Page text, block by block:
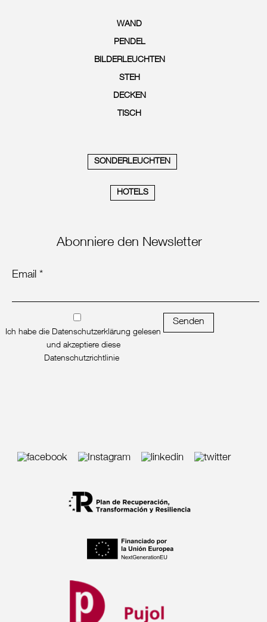
WAND
PENDEL
BILDERLEUCHTEN
STEH
DECKEN
TISCH
SONDERLEUCHTEN
HOTELS
Abonniere den Newsletter
Email *
Ich habe die Datenschutzerklärung gelesen
und akzeptiere diese
Datenschutzrichtlinie
Senden